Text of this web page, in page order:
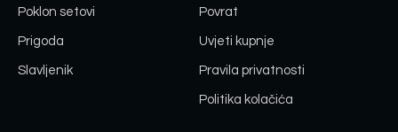
Poklon setovi
Prigoda
Slavljenik
Povrat
Uvjeti kupnje
Pravila privatnosti
Politika kolačića